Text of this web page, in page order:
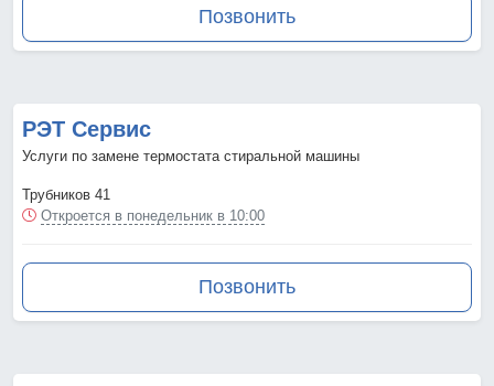
Позвонить
РЭТ Сервис
Услуги по замене термостата стиральной машины
Трубников 41
Откроется в понедельник в 10:00
Позвонить